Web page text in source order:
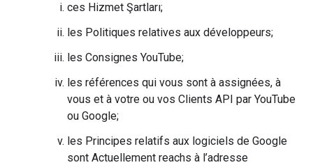
ces Hizmet Şartları;
les Politiques relatives aux développeurs;
les Consignes YouTube;
les références qui vous sont à assignées, à
vous et à votre ou vos Clients API par YouTube
ou Google;
les Principes relatifs aux logiciels de Google
sont Actuellement reachs à l’adresse